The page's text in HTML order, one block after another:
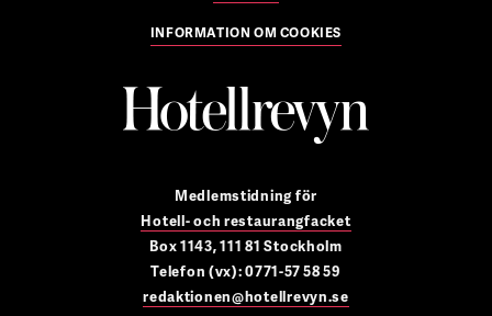
INFORMATION OM COOKIES
Medlemstidning för
Hotell- och restaurangfacket
Box 1143, 111 81 Stockholm
Telefon (vx): 0771-57 58 59
redaktionen@hotellrevyn.se